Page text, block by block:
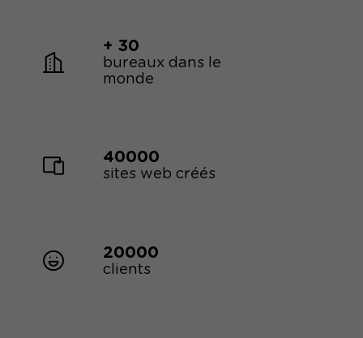
+ 30
bureaux dans le
monde
40000
sites web créés
20000
clients